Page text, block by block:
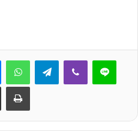
MessengerWhatsAppTelegramViber Line
Share via Email Print